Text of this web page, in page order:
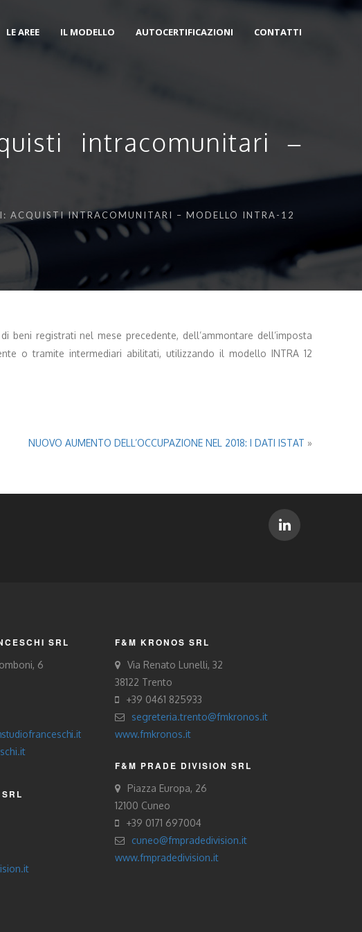
LE AREE IL MODELLO AUTOCERTIFICAZIONI CONTATTI
intracomunitari –
ACQUISTI INTRACOMUNITARI – MODELLO INTRA-12
registrati nel mese precedente, dell’ammontare dell’imposta
o tramite intermediari abilitati, utilizzando il modello INTRA 12
NUOVO AUMENTO DELL’OCCUPAZIONE NEL 2018: I DATI ISTAT »
SRL
6
F&M KRONOS SRL
Via Renato Lunelli, 32
38122 Trento
+39 0461 825933
segreteria.trento@fmkronos.it
www.fmkronos.it
F&M PRADE DIVISION SRL
Piazza Europa, 26
12100 Cuneo
+39 0171 697004
cuneo@fmpradedivision.it
www.fmpradedivision.it